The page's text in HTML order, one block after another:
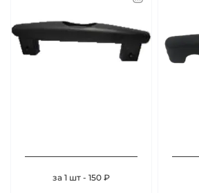
за 1 шт - 150 ₽